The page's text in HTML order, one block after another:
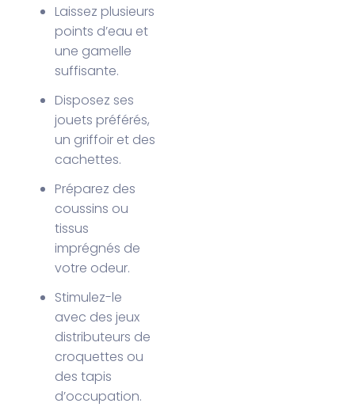
Laissez plusieurs
points d’eau et
une gamelle
suffisante.
Disposez ses
jouets préférés,
un griffoir et des
cachettes.
Préparez des
coussins ou
tissus
imprégnés de
votre odeur.
Stimulez-le
avec des jeux
distributeurs de
croquettes ou
des tapis
d’occupation.